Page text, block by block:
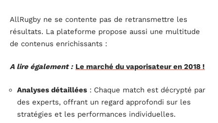
AllRugby ne se contente pas de retransmettre les
résultats. La plateforme propose aussi une multitude
de contenus enrichissants :
A lire également : Le marché du vaporisateur en 2018 !
Analyses détaillées : Chaque match est décrypté par
des experts, offrant un regard approfondi sur les
stratégies et les performances individuelles.